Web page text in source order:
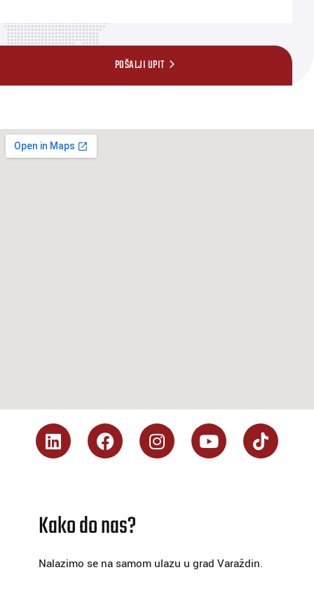
POŠALJI UPIT
Kako do nas?
Nalazimo se na samom ulazu u grad Varaždin.